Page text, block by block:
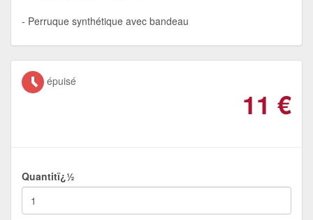
Perruque synthétique avec bandeau
épuisé
11 €
Quantitï¿½